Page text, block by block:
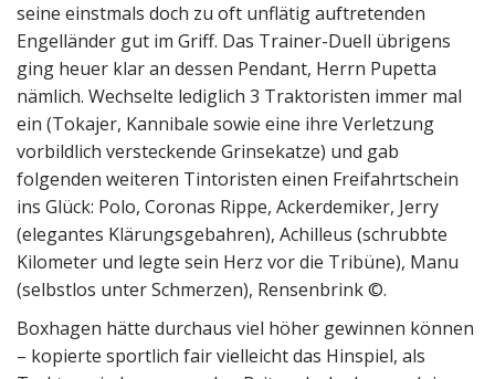
seine einstmals doch zu oft unflätig auftretenden
Engelländer gut im Griff. Das Trainer-Duell übrigens
ging heuer klar an dessen Pendant, Herrn Pupetta
nämlich. Wechselte lediglich 3 Traktoristen immer mal
ein (Tokajer, Kannibale sowie eine ihre Verletzung
vorbildlich versteckende Grinsekatze) und gab
folgenden weiteren Tintoristen einen Freifahrtschein
ins Glück: Polo, Coronas Rippe, Ackerdemiker, Jerry
(elegantes Klärungsgebahren), Achilleus (schrubbte
Kilometer und legte sein Herz vor die Tribüne), Manu
(selbstlos unter Schmerzen), Rensenbrink ©.
Boxhagen hätte durchaus viel höher gewinnen können
– kopierte sportlich fair vielleicht das Hinspiel, als